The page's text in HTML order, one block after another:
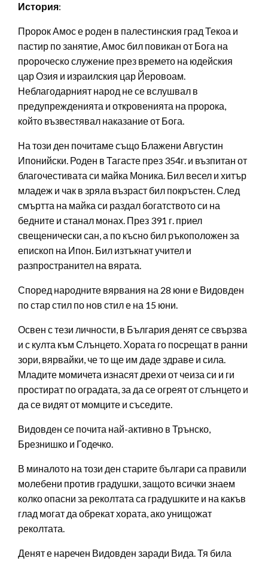
История:
Пророк Амос е роден в палестинския град Текоа и
пастир по занятие, Амос бил повикан от Бога на
пророческо служение през времето на юдейския
цар Озия и израилския цар Йеровоам.
Неблагодарният народ не се вслушвал в
предупрежденията и откровенията на пророка,
който възвестявал наказание от Бога.
На този ден почитаме също Блажени Августин
Ипонийски. Роден в Тагасте през 354г. и възпитан от
благочестивата си майка Моника. Бил весел и хитър
младеж и чак в зряла възраст бил покръстен. След
смъртта на майка си раздал богатството си на
бедните и станал монах. През 391 г. приел
свещенически сан, а по късно бил ръкоположен за
епископ на Ипон. Бил изтъкнат учител и
разпространител на вярата.
Според народните вярвания на 28 юни е Видовден
по стар стил по нов стил е на 15 юни.
Освен с тези личности, в България денят се свързва
и с култа към Слънцето. Хората го посрещат в ранни
зори, вярвайки, че то ще им даде здраве и сила.
Младите момичета изнасят дрехи от чеиза си и ги
простират по оградата, за да се огреят от слънцето и
да се видят от момците и съседите.
Видовден се почита най-активно в Трънско,
Брезнишко и Годечко.
В миналото на този ден старите българи са правили
молебени против градушки, защото всички знаем
колко опасни за реколтата са градушките и на какъв
глад могат да обрекат хората, ако унищожат
реколтата.
Денят е наречен Видовден заради Вида. Тя била